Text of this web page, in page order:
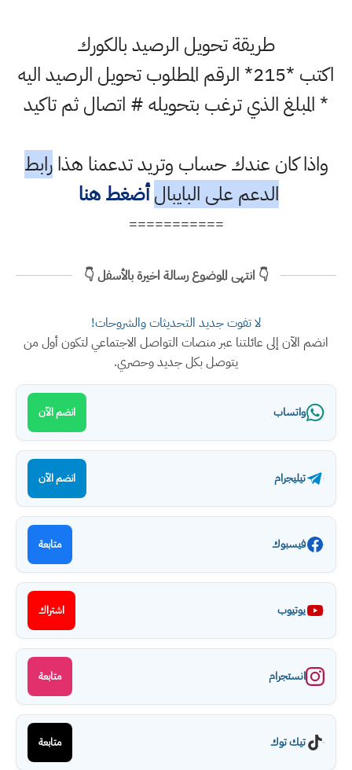
طريقة تحويل الرصيد بالكورك
اكتب *215* الرقم المطلوب تحويل الرصيد اليه
* المبلغ الذي ترغب بتحويله # اتصال ثم تاكيد
واذا كان عندك حساب وتريد تدعمنا هذارابط
الدعم على البايبال أضغط هنا
===========
👇 انتهى الموضوع رسالة اخيرة بالأسفل 👇
لا تفوت جديد التحديثات والشروحات!
انضم الآن إلى عائلتنا عبر منصات التواصل الاجتماعي لتكون أول من
يتوصل بكل جديد وحصري.
واتساب انضم الآن
تيليجرام انضم الآن
فيسبوك متابعة
يوتيوب اشتراك
انستجرام متابعة
تيك توك متابعة